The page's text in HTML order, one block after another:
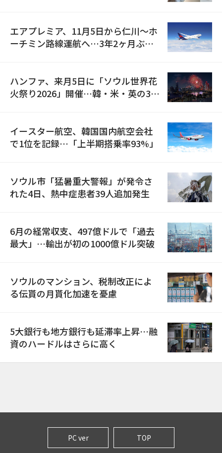
エアプレミア、11月5日から仁川〜ホ
ーチミン路線運航へ…3年2ヶ月ぶり
ハンファ、来月5日に「ソウル世界花
火祭り2026」開催…韓・米・英の3カ
イースター航空、韓国国内航空会社
で1位を記録…「上半期搭乗率93%」
ソウル市「猛暑重大警報」が発令さ
れた4日、熱中症患者39人追加発生
6月の経常収支、497億ドルで「過去
最大」…輸出が初の1000億ドル突破
ソウルのマンション、税制改正によ
る伝貰の月貰化加速を憂慮
5大銀行も地方銀行も延滞率上昇…融
資のハードルはさらに高く
PC ver TOP